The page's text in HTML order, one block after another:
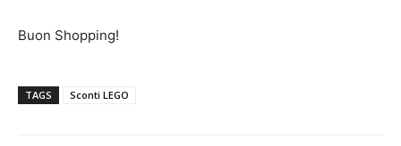
Buon Shopping!
TAGS Sconti LEGO